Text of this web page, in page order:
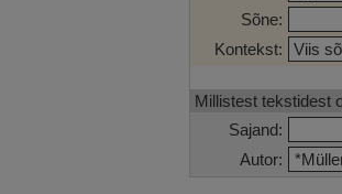
Sõne:
Kontekst:
Millistest tekstidest
Sajand:
Autor: